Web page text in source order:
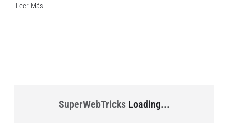
Leer Más
SuperWebTricksLoading...